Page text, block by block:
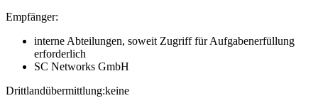
Empfänger:
interne Abteilungen, soweit Zugriff für Aufgabenerfüllung
erforderlich
SC Networks GmbH
Drittlandübermittlung:keine